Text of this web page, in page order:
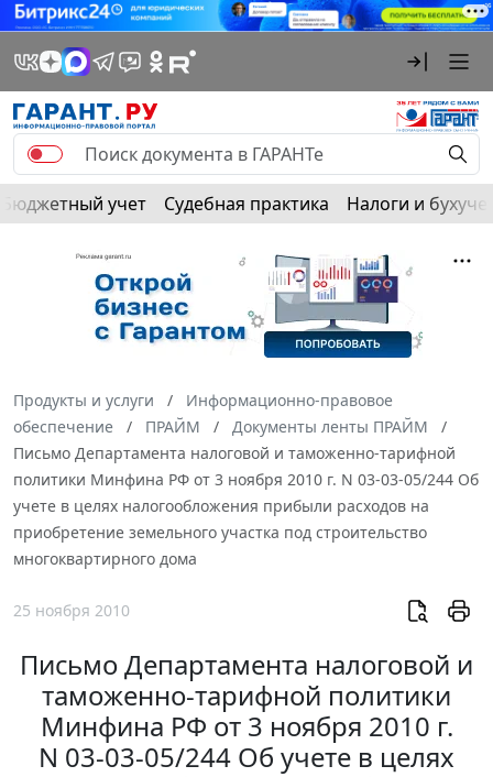
Бюджетный учет Судебная практика Налоги и
Продукты и услуги
Информационно-правовое
обеспечение
ПРАЙМ
Документы ленты ПРАЙМ
Письмо Департамента налоговой и таможенно-тарифной
политики Минфина РФ от 3 ноября 2010 г. N 03-03-05/244 Об
учете в целях налогообложения прибыли расходов на
приобретение земельного участка под строительство
многоквартирного дома
25 ноября 2010
Письмо Департамента налоговой и
таможенно-тарифной политики
Минфина РФ от 3 ноября 2010 г.
N 03-03-05/244 Об учете в целях